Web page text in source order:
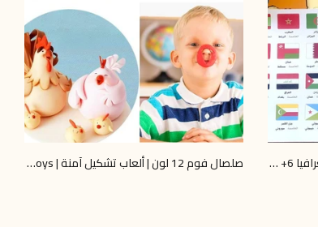
خريطة الوطن العربي بازل | تعليم الجغرافيا 6+ | Omar Toys
صلصال فوم 12 لون | ألعاب تشكيل آمنة | Omar Toys